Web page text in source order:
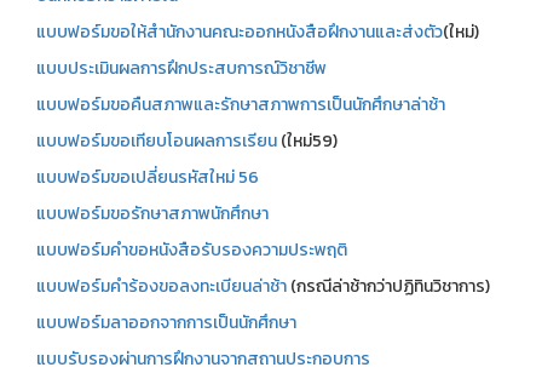
แบบฟอร์มขอให้สำนักงานคณะออกหนังสือฝึกงานและส่งตัว(ใหม่)
แบบประเมินผลการฝึกประสบการณ์วิชาชีพ
แบบฟอร์มขอคืนสภาพและรักษาสภาพการเป็นนักศึกษาล่าช้า
แบบฟอร์มขอเทียบโอนผลการเรียน(ใหม่59)
แบบฟอร์มขอเปลี่ยนรหัสใหม่ 56
แบบฟอร์มขอรักษาสภาพนักศึกษา
แบบฟอร์มคำขอหนังสือรับรองความประพฤติ
แบบฟอร์มคำร้องขอลงทะเบียนล่าช้า(กรณีล่าช้ากว่าปฏิทินวิชาการ)
แบบฟอร์มลาออกจากการเป็นนักศึกษา
แบบรับรองผ่านการฝึกงานจากสถานประกอบการ